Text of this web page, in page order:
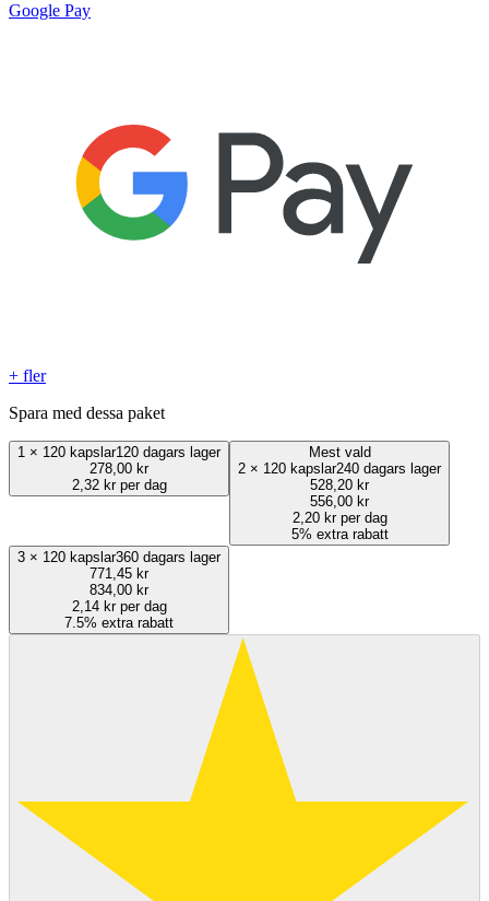
Google Pay
+ fler
Spara med dessa paket
1 × 120 kapslar120 dagars lager
278,00 kr
2,32 kr per dag
Mest vald
2 × 120 kapslar240 dagars lager
528,20 kr
556,00 kr
2,20 kr per dag
5% extra rabatt
3 × 120 kapslar360 dagars lager
771,45 kr
834,00 kr
2,14 kr per dag
7.5% extra rabatt